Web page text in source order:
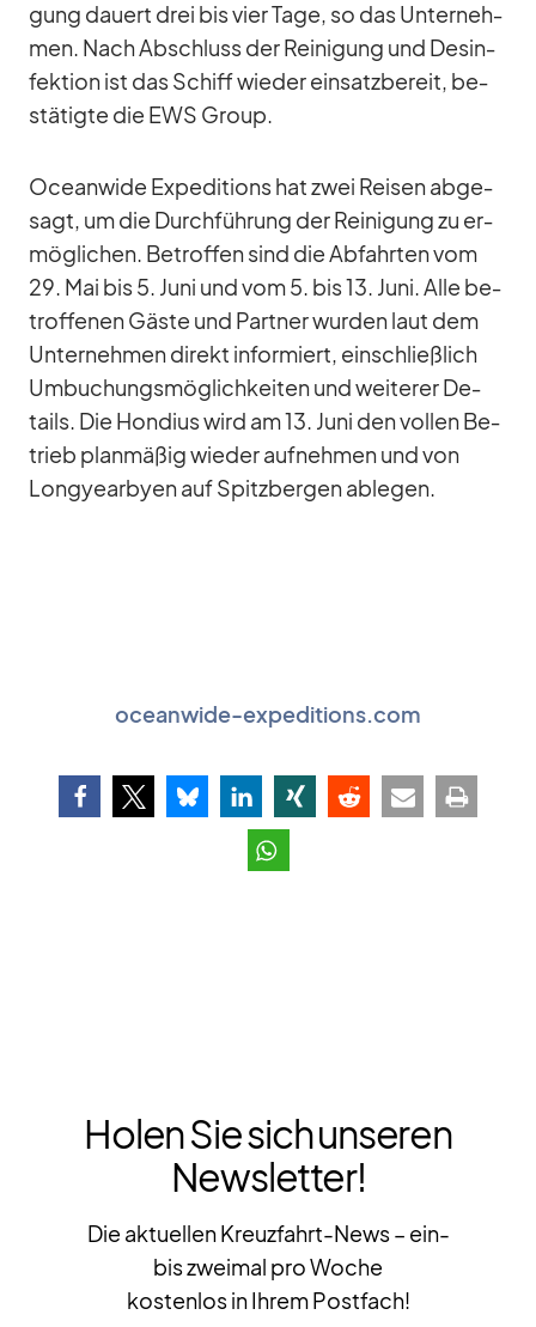
gung dau­ert drei bis vier Tage, so das Un­ter­neh­
men. Nach Ab­schluss der Rei­ni­gung und Des­in­
fek­tion ist das Schiff wie­der ein­satz­be­reit, be­
stä­tigte die EWS Group.
Ocean­wide Ex­pe­di­ti­ons hat zwei Rei­sen ab­ge­
sagt, um die Durch­füh­rung der Rei­ni­gung zu er­
mög­li­chen. Be­trof­fen sind die Ab­fahr­ten vom
29. Mai bis 5. Juni und vom 5. bis 13. Juni. Alle be­
trof­fe­nen Gäste und Part­ner wur­den laut dem
Un­ter­neh­men di­rekt in­for­miert, ein­schließ­lich
Um­bu­chungs­mög­lich­kei­ten und wei­te­rer De­
tails. Die Hon­dius wird am 13. Juni den vol­len Be­
trieb plan­mä­ßig wie­der auf­neh­men und von
Lon­gye­ar­byen auf Spitz­ber­gen ab­le­gen.
oceanwide-expeditions.com
Holen Sie sich unseren
Newsletter!
Die aktuellen Kreuzfahrt-News – ein-
bis zweimal pro Woche
kostenlos in Ihrem Postfach!